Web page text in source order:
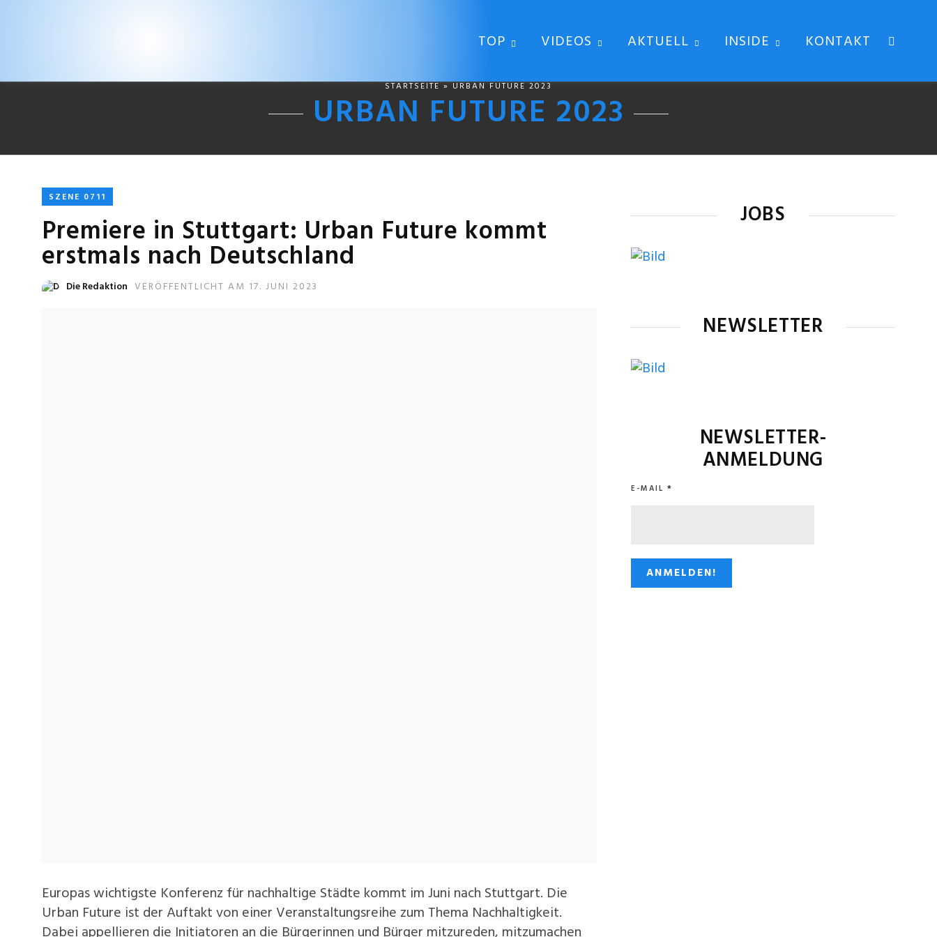
TOP VIDEOS AKTUELL INSIDE KONTAKT
STARTSEITE » URBAN FUTURE 2023
URBAN FUTURE 2023
SZENE 0711
Premiere in Stuttgart: Urban Future kommt
erstmals nach Deutschland
Die Redaktion VERÖFFENTLICHT AM 17. JUNI 2023
Europas wichtigste Konferenz für nachhaltige Städte kommt im Juni nach Stuttgart. Die
Urban Future ist der Auftakt von einer Veranstaltungsreihe zum Thema Nachhaltigkeit.
Dabei appellieren die Initiatoren an die Bürgerinnen und Bürger mitzureden, mitzumachen
JOBS
NEWSLETTER
NEWSLETTER-
ANMELDUNG
E-MAIL *